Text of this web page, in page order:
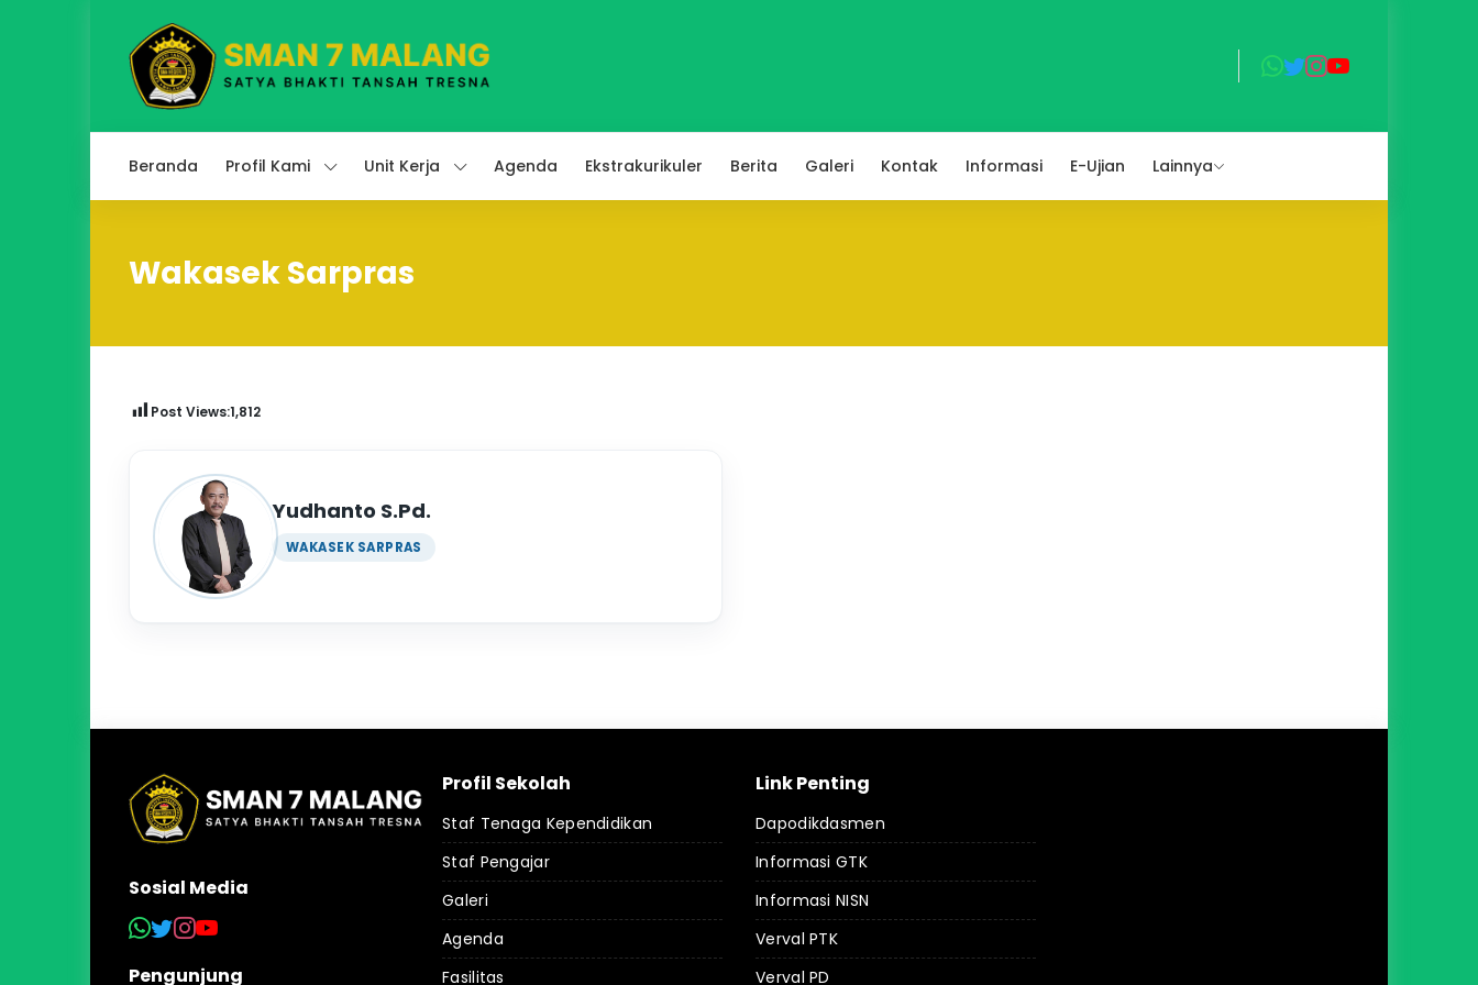
Beranda Profil Kami Unit Kerja Agenda Ekstrakurikuler Berita Galeri Kontak Informasi E-Ujian Lainnya
Wakasek Sarpras
Post Views:1,812
Yudhanto S.Pd.
WAKASEK SARPRAS
Sosial Media
Pengunjung
Profil Sekolah
Staf Tenaga Kependidikan
Staf Pengajar
Galeri
Agenda
Fasilitas
Link Penting
Dapodikdasmen
Informasi GTK
Informasi NISN
Verval PTK
Verval PD